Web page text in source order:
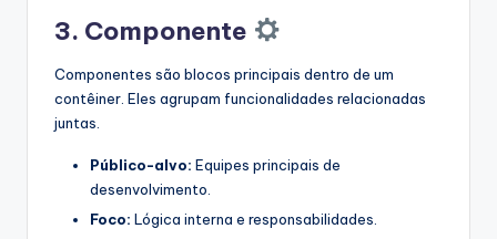
3. Componente
Componentes são blocos principais dentro de um
contêiner. Eles agrupam funcionalidades relacionadas
juntas.
Público-alvo: Equipes principais de
desenvolvimento.
Foco: Lógica interna e responsabilidades.